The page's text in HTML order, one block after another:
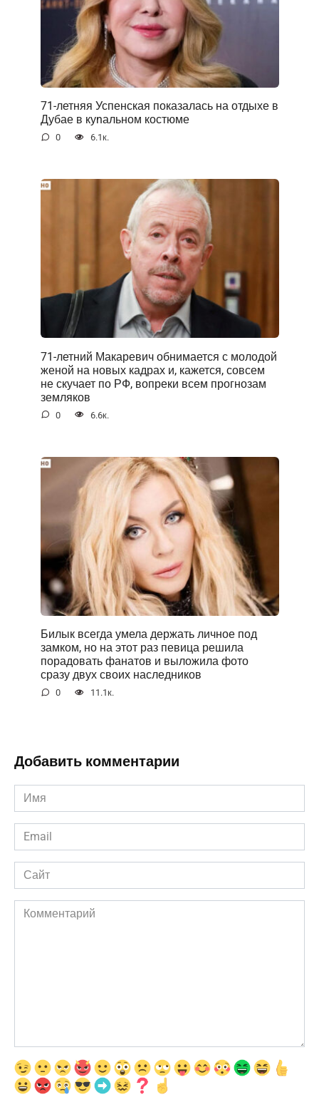
71-летняя Успенская показалась на отдыхе в
Дубае в куnальном костюме
0 6.1к.
71-летний Макаревич обнимается с молодой
женой на новых кадрах и, кажется, совсем
не скучает по РФ, вопреки всем прогнозам
земляков
0 6.6к.
Билык всегда умела держать личное под
замком, но на этот раз певица решила
порадовать фанатов и выложила фото
сразу двух своих наследников
0 11.1к.
Добавить комментарии
Имя
*
Email
*
Сайт
Комментарий